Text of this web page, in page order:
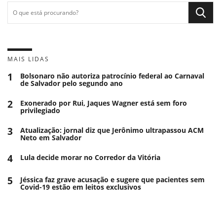
MAIS LIDAS
1 Bolsonaro não autoriza patrocínio federal ao Carnaval
de Salvador pelo segundo ano
2 Exonerado por Rui, Jaques Wagner está sem foro
privilegiado
3 Atualização: jornal diz que Jerônimo ultrapassou ACM
Neto em Salvador
4 Lula decide morar no Corredor da Vitória
5 Jéssica faz grave acusação e sugere que pacientes sem
Covid-19 estão em leitos exclusivos